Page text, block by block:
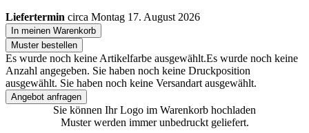
Liefertermin circa Montag 17. August 2026
In meinen Warenkorb
Muster bestellen
Es wurde noch keine Artikelfarbe ausgewählt.Es wurde noch keine
Anzahl angegeben. Sie haben noch keine Druckposition
ausgewählt. Sie haben noch keine Versandart ausgewählt.
Angebot anfragen
Sie können Ihr Logo im Warenkorb hochladen
Muster werden immer unbedruckt geliefert.